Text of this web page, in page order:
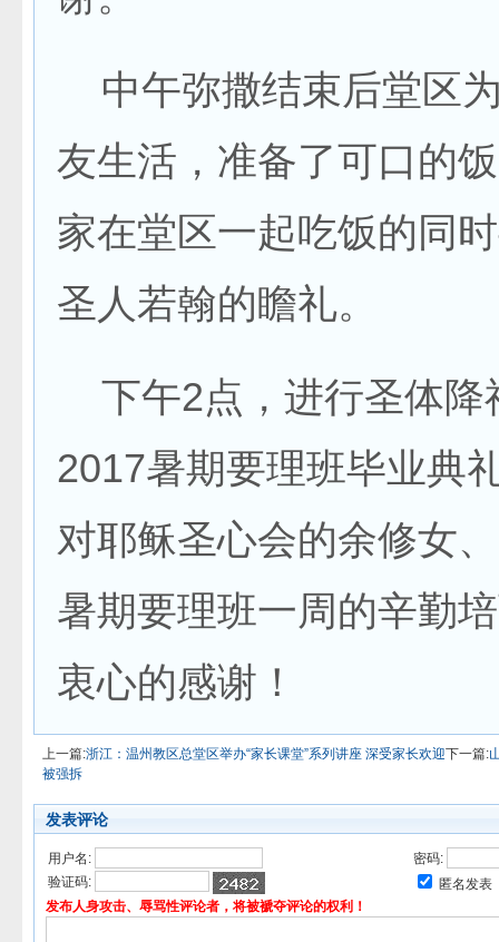
中午弥撒结束后堂区
友生活，准备了可口的
家在堂区一起吃饭的同
圣人若翰的瞻礼。
下午2点，进行圣体降
2017暑期要理班毕业典
对耶稣圣心会的余修女
暑期要理班一周的辛勤
衷心的感谢！
上一篇:浙江：温州教区总堂区举办“家长课堂”系列讲座 深受家长欢迎下一篇:
被强拆
发表评论
用户名:
密码:
验证码:
匿名发表
发布人身攻击、辱骂性评论者，将被褫夺评论的权利！